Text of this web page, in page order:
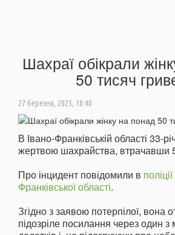
Шахраї обікрали
50 тисяч
27 березня, 2025, 18:40
В Івано-Франківській області 33-
жертвою шахрайства, втрачавши
Про інцидент повідомили в
Франківської області.
Згідно з заявою потерпілої, вона
підозріле посилання через один з